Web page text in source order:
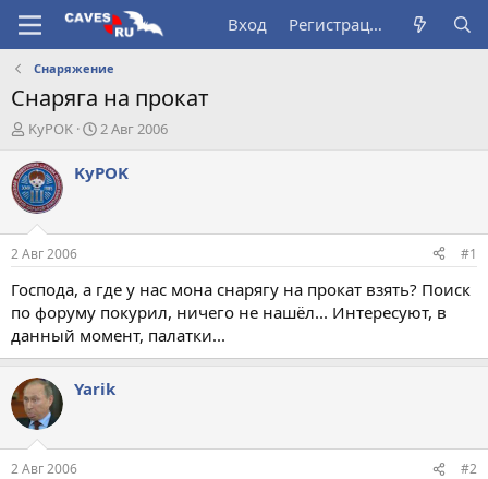
Вход Регистрация
Снаряжение
Снаряга на прокат
А
т
о
р
т
м
ы
KyPOK
Д
т
а
л
а
2 Авг 2006
KyPOK
2 Авг 2006 #1
Господа, а где у нас мона снарягу на прокат взять? Поиск
по форуму покурил, ничего не нашёл... Интересуют, в
данный момент, палатки...
Yarik
2 Авг 2006 #2